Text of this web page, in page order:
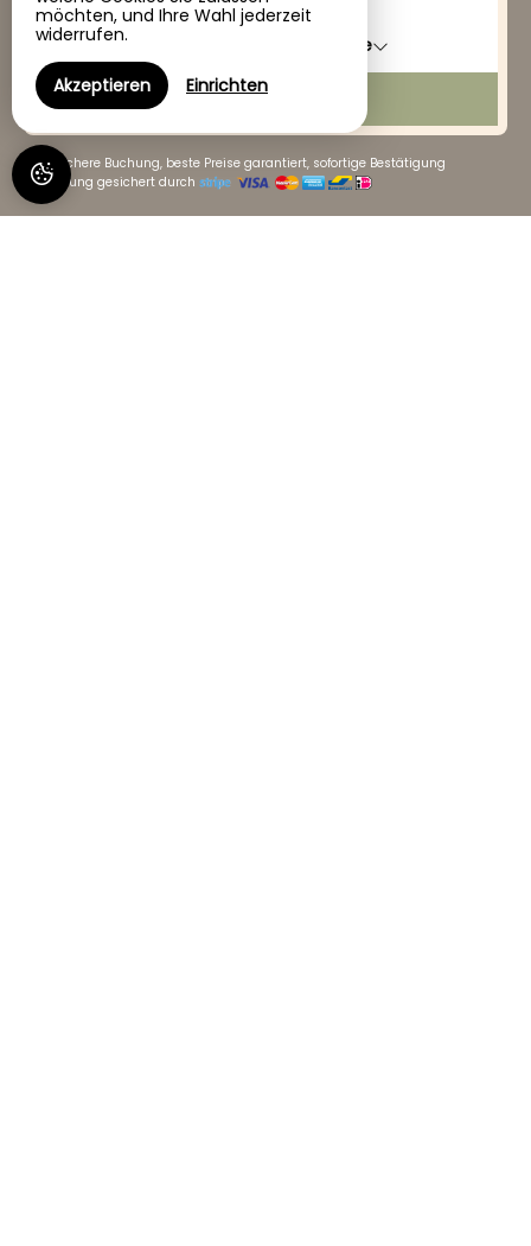
möchten, und Ihre Wahl jederzeit
widerrufen.
Akzeptieren Einrichten
Erwachsene
SUCHEN
100% sichere Buchung, beste Preise garantiert, sofortige Bestätigung
Zahlung gesichert durch